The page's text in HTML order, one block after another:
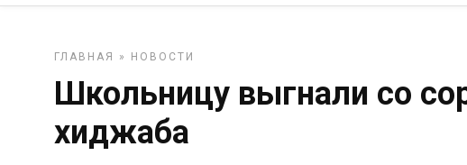
ГЛАВНАЯ » НОВОСТИ
Школьницу выгнали со
хиджаба